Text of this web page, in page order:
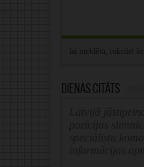
Dienas citāts